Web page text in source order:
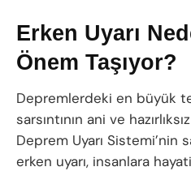
Erken Uyarı
Önem Taşıyor?
Depremlerdeki en büyük
sarsıntının ani ve
Deprem Uyarı Sistemi’nin
erken uyarı, insanlara